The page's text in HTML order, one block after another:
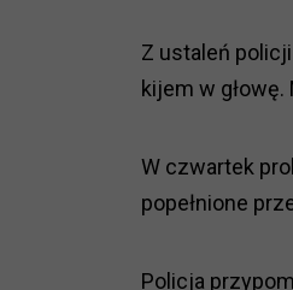
Z ustaleń
kijem w
W czwartek
popełnione
Policja